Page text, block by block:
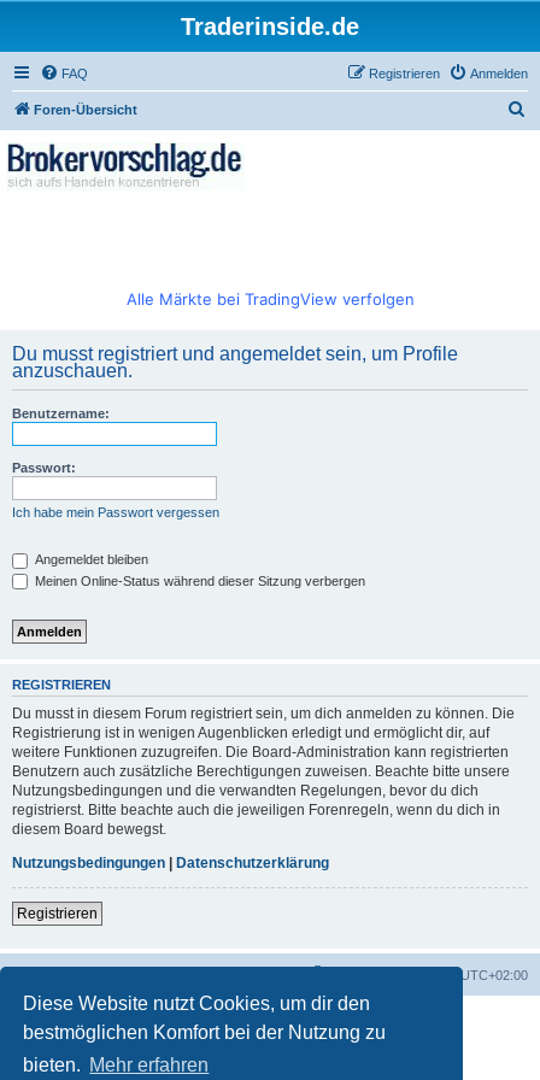
Diese Website nutzt Cookies, um dir den
bestmöglichen Komfort bei der Nutzung zu
bieten. Mehr erfahren
Traderinside.de
FAQ Anmelden
Registrieren
Foren-Übersicht
Alle Märkte bei TradingView verfolgen
Du musst registriert und angemeldet sein, um Profile
anzuschauen.
Benutzername:
Passwort:
Ich habe mein Passwort vergessen
Angemeldet bleiben
Meinen Online-Status während dieser Sitzung verbergen
REGISTRIEREN
Du musst in diesem Forum registriert sein, um dich anmelden zu können. Die
Registrierung ist in wenigen Augenblicken erledigt und ermöglicht dir, auf
weitere Funktionen zuzugreifen. Die Board-Administration kann registrierten
Benutzern auch zusätzliche Berechtigungen zuweisen. Beachte bitte unsere
Nutzungsbedingungen und die verwandten Regelungen, bevor du dich
registrierst. Bitte beachte auch die jeweiligen Forenregeln, wenn du dich in
diesem Board bewegst.
Nutzungsbedingungen | Datenschutzerklärung
Registrieren
UTC+02:00